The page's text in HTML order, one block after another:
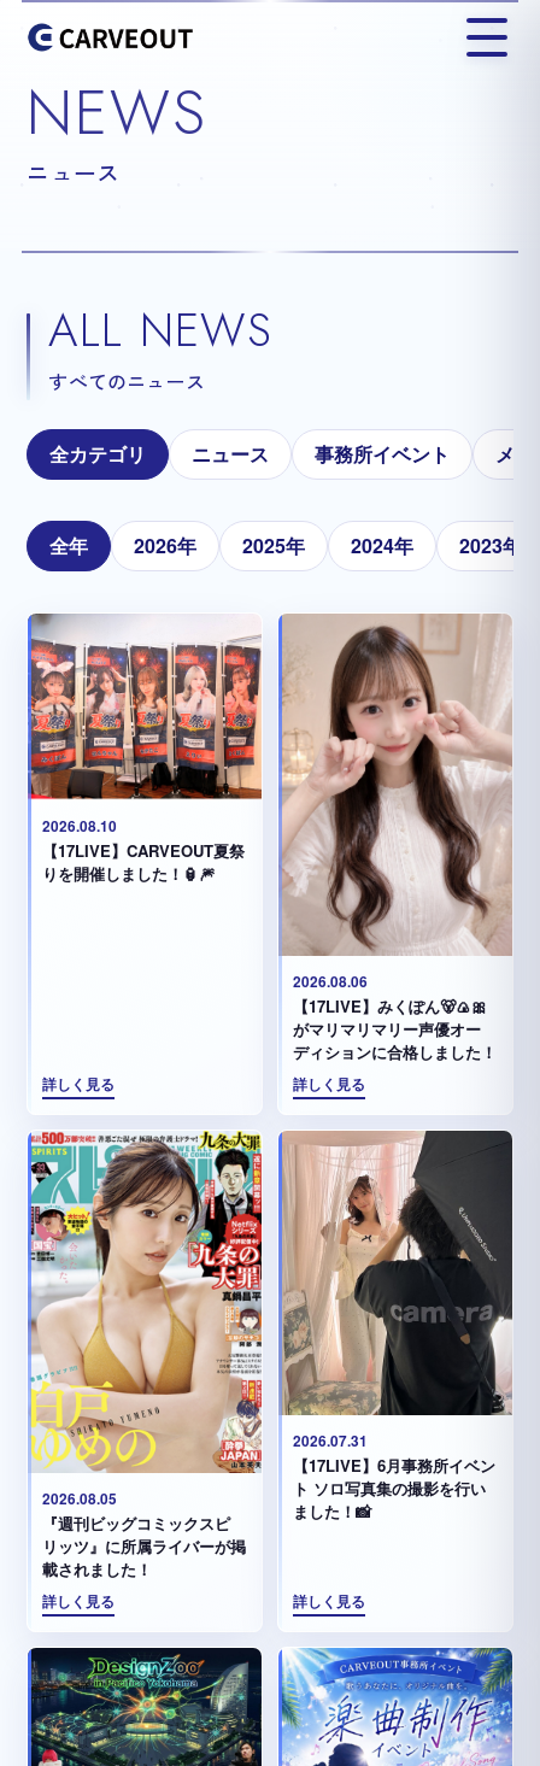
NEWS
ニュース
ALL NEWS
すべてのニュース
全カテゴリ ニュース 事務所イベント メ
全年 2026年 2025年 2024年 2023年
2026.08.10
【17LIVE】CARVEOUT夏祭
りを開催しました！🏮🎆
詳しく見る
2026.08.06
【17LIVE】みくぽん🐻🍙🎀
がマリマリマリー声優オー
ディションに合格しました！
詳しく見る
2026.08.05
『週刊ビッグコミックスピ
リッツ』に所属ライバーが掲
載されました！
詳しく見る
2026.07.31
【17LIVE】6月事務所イベン
ト ソロ写真集の撮影を行い
ました！📸
詳しく見る